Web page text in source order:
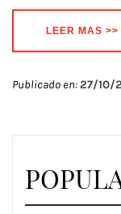
LEER MAS >>
Publicado en:27/10/